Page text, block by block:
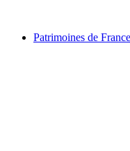
Patrimoines de France